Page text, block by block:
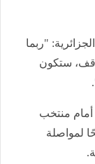
"ربما
ستكون
أمام منتخب
طامحًا لمواصلة